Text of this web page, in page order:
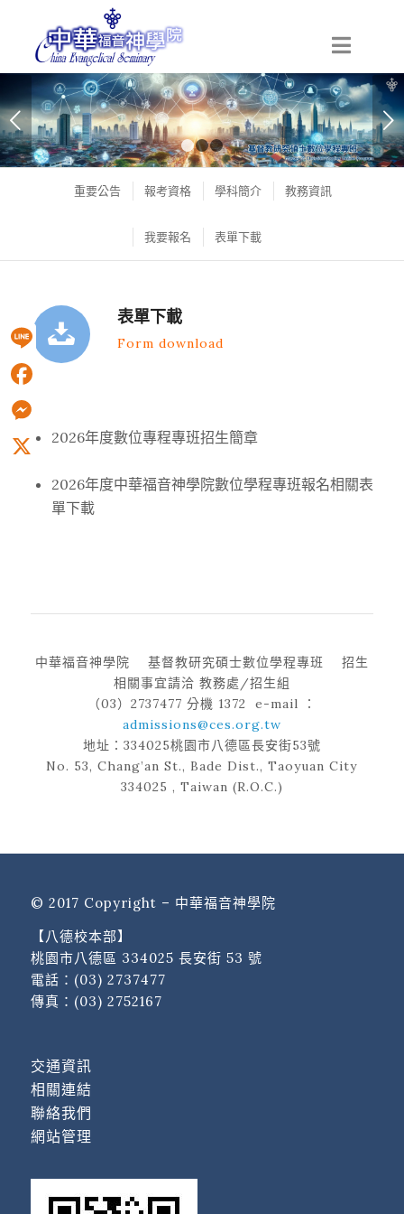
下一頁
1 2 3
重要公告 報考資格 學科簡介 教務資訊
我要報名 表單下載
表單下載
Form download
2026年度數位專程專班招生簡章
2026年度中華福音神學院數位學程專班報名相關表
單下載
中華福音神學院 基督教研究碩士數位學程專班 招生
相關事宜請洽 教務處/招生組
（03）2737477 分機 1372 e-mail ：
admissions@ces.org.tw
地址：334025桃園市八德區長安街53號
No. 53, Chang’an St., Bade Dist., Taoyuan City
334025 , Taiwan (R.O.C.)
© 2017 Copyright – 中華福音神學院
【八德校本部】
桃園市八德區 334025 長安街 53 號
電話： (03) 2737477
傳真：(03) 2752167
交通資訊
相關連結
聯絡我們
網站管理
Line
Facebook
Messenger